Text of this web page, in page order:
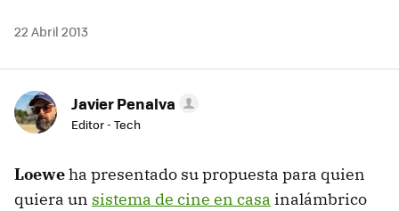
22 Abril 2013
Javier Penalva
Editor - Tech
Loeweha presentado su propuesta para quien
quiera un sistema de cine en casa inalámbrico